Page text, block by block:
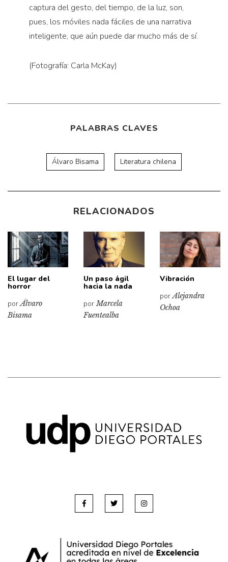
captura del gesto, del tiempo, de la luz, son,
pues, los móviles nada fáciles de una narrativa
inteligente, que aún puede dar mucho más de sí.
(Fotografía: Carla McKay)
PALABRAS CLAVES
Álvaro Bisama Literatura chilena
RELACIONADOS
El lugar del
horror
porÁlvaro
Bisama
Un paso ágil
hacia la nada
porMarcela
Fuentealba
Vibración
porAlejandra
Ochoa